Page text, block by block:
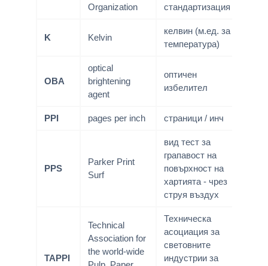
Organization
стандартизация
K Kelvin
келвин (м.ед. за
температура)
OBA
optical
brightening
agent
оптичен
избелител
PPI pages per inch страници / инч
PPS
Parker Print
Surf
вид тест за
грапавост на
повърхност на
хартията - чрез
струя въздух
TAPPI
Technical
Association for
the world-wide
Техническа
асоциация за
световните
индустрии за